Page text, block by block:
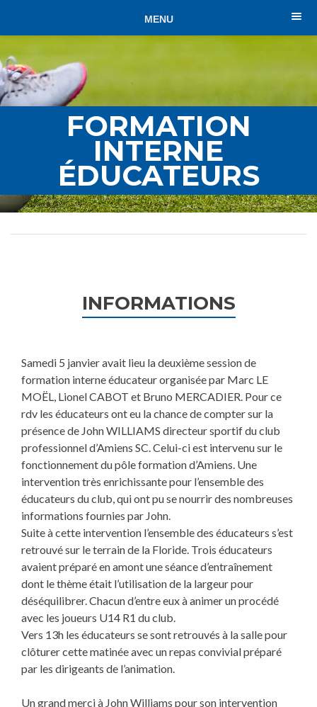
FORMATION
INTERNE
ÉDUCATEURS
INFORMATIONS
Samedi 5 janvier avait lieu la deuxième session de
formation interne éducateur organisée par Marc LE
MOËL, Lionel CABOT et Bruno MERCADIER. Pour ce
rdv les éducateurs ont eu la chance de compter sur la
présence de John WILLIAMS directeur sportif du club
professionnel d’Amiens SC. Celui-ci est intervenu sur le
fonctionnement du pôle formation d’Amiens. Une
intervention très enrichissante pour l’ensemble des
éducateurs du club, qui ont pu se nourrir des nombreuses
informations fournies par John.
Suite à cette intervention l’ensemble des éducateurs s’est
retrouvé sur le terrain de la Floride. Trois éducateurs
avaient préparé en amont une séance d’entraînement
dont le thème était l’utilisation de la largeur pour
déséquilibrer. Chacun d’entre eux à animer un procédé
avec les joueurs U14 R1 du club.
Vers 13h les éducateurs se sont retrouvés à la salle pour
clôturer cette matinée avec un repas convivial préparé
par les dirigeants de l’animation.
Un grand merci à John Williams pour son intervention
MENU